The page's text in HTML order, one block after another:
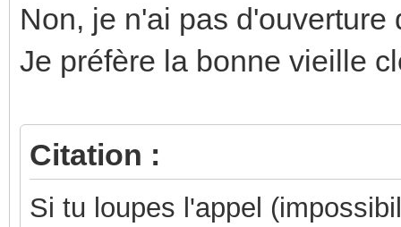
Non, je n'ai pas
Je préfère la bonne vieille
Citation :
Si tu loupes l'appel